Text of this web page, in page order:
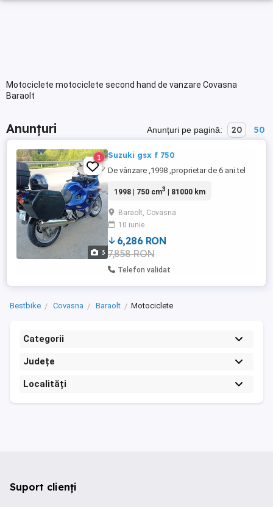
Motociclete motociclete second hand de vanzare Covasna
Baraolt
Anunțuri Anunțuri pe pagină: 20 50
3
1 Suzuki gsx f 750
De vânzare ,1998 ,proprietar de 6 ani.tel
1998 | 750 cm3 | 81000 km
Baraolt, Covasna
10 iunie
6,286 RON
7,858 RON
Telefon validat
Bestbike Covasna Baraolt Motociclete
Categorii
Județe
Localități
Suport clienți